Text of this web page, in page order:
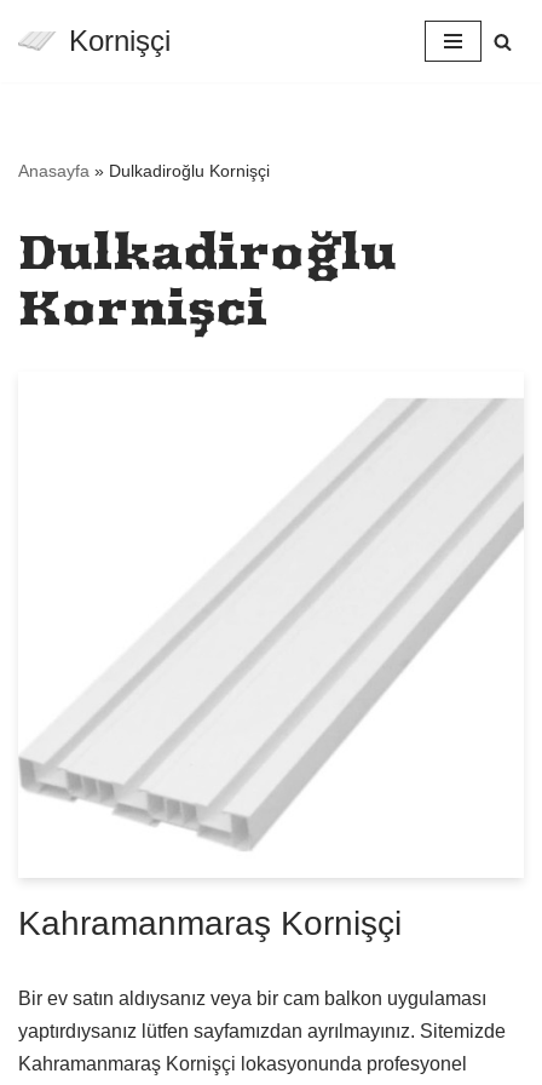
Kornişçi
Anasayfa » Dulkadiroğlu Kornişçi
Dulkadiroğlu
Kornişçi
Kahramanmaraş Kornişçi
Bir ev satın aldıysanız veya bir cam balkon uygulaması
yaptırdıysanız lütfen sayfamızdan ayrılmayınız. Sitemizde
Kahramanmaraş Kornişçi lokasyonunda profesyonel